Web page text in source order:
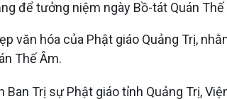
để tưởng niệm ngày Bồ-tát Quán Thế
văn hóa của Phật giáo Quảng Trị,
Thế Âm.